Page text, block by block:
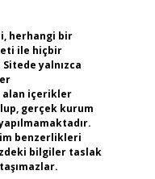
herhangi bir
ile hiçbir
yalnızca
alan içerikler
gerçek kurum
benzerlikleri
bilgiler taslak